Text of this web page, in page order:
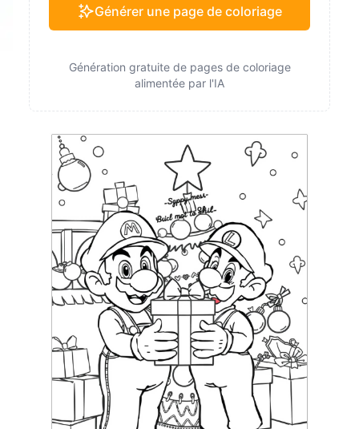
Générer une page de coloriage
Génération gratuite de pages de coloriage
alimentée par l'IA